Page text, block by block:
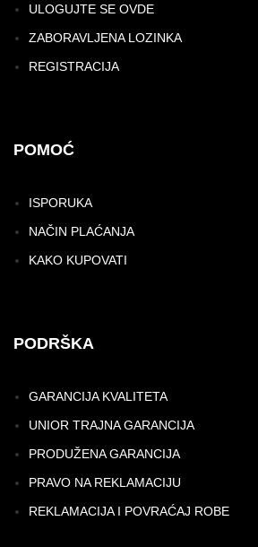
ULOGUJTE SE OVDE
ZABORAVLJENA LOZINKA
REGISTRACIJA
POMOĆ
ISPORUKA
NAČIN PLAĆANJA
KAKO KUPOVATI
PODRŠKA
GARANCIJA KVALITETA
UNIOR TRAJNA GARANCIJA
PRODUŽENA GARANCIJA
PRAVO NA REKLAMACIJU
REKLAMACIJA I POVRAĆAJ ROBE